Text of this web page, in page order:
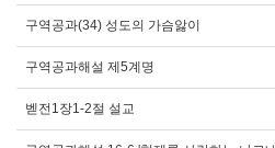
구역공과(34) 성도의 가슴앓이
구역공과해설 제5계명
벧전1장1-2절 설교